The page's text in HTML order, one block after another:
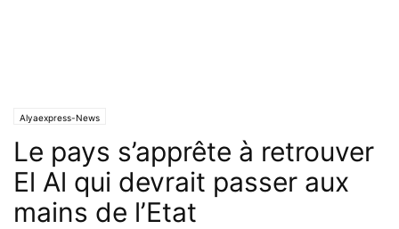
Alyaexpress-News
Le pays s’apprête à retrouver
El Al qui devrait passer aux
mains de l’Etat